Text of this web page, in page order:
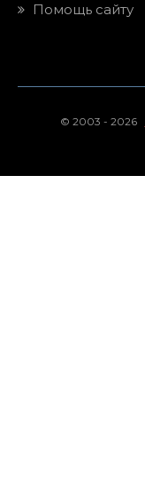
Помощь сайту
© 2003 - 2026